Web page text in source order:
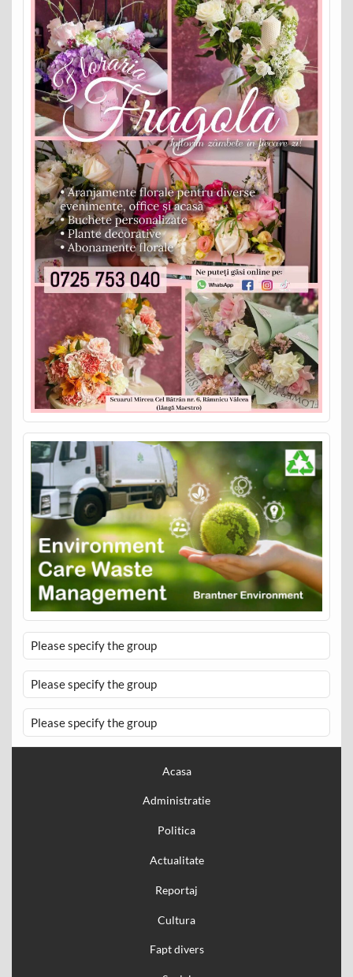
Please specify the group
Please specify the group
Please specify the group
Acasa
Administratie
Politica
Actualitate
Reportaj
Cultura
Fapt divers